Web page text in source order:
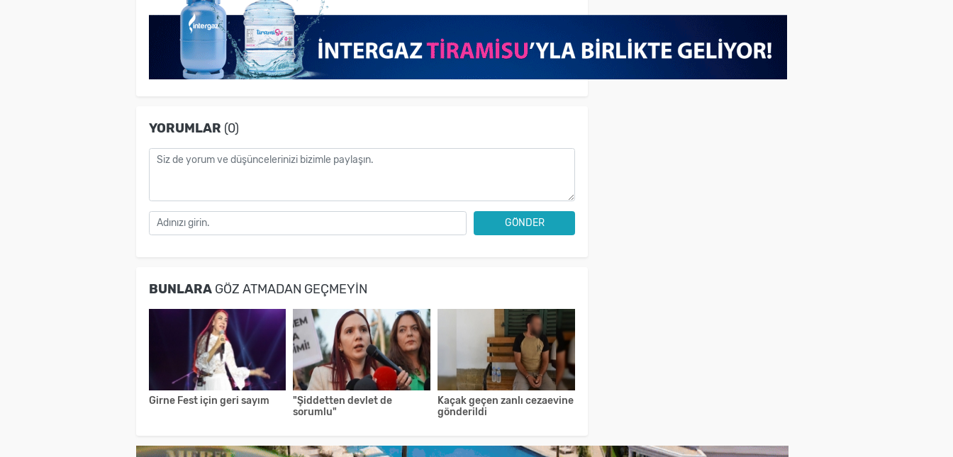
YORUMLAR (0)
GÖNDER
BUNLARAGÖZ ATMADAN GEÇMEYIN
Girne Fest için geri sayım
"Şiddetten devlet de
sorumlu"
Kaçak geçen zanlı cezaevine
gönderildi